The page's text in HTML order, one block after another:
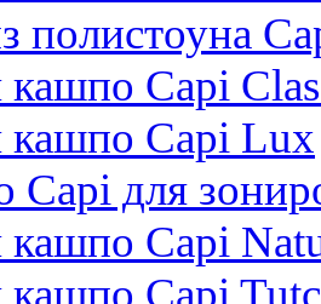
полистоуна
кашпо Capi
кашпо Capi Lux
Capi для
кашпо Capi
кашпо Capi